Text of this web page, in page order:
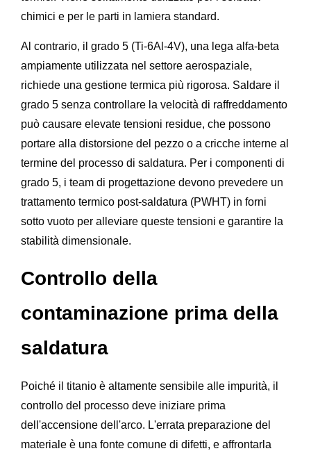
chimici e per le parti in lamiera standard.
Al contrario, il grado 5 (Ti-6Al-4V), una lega alfa-beta
ampiamente utilizzata nel settore aerospaziale,
richiede una gestione termica più rigorosa. Saldare il
grado 5 senza controllare la velocità di raffreddamento
può causare elevate tensioni residue, che possono
portare alla distorsione del pezzo o a cricche interne al
termine del processo di saldatura. Per i componenti di
grado 5, i team di progettazione devono prevedere un
trattamento termico post-saldatura (PWHT) in forni
sotto vuoto per alleviare queste tensioni e garantire la
stabilità dimensionale.
Controllo della
contaminazione prima della
saldatura
Poiché il titanio è altamente sensibile alle impurità, il
controllo del processo deve iniziare prima
dell'accensione dell'arco. L'errata preparazione del
materiale è una fonte comune di difetti, e affrontarla